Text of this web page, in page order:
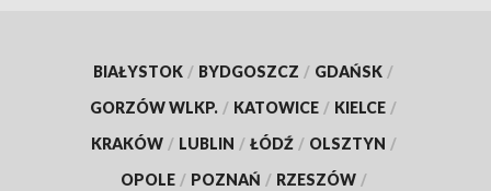
BIAŁYSTOK / BYDGOSZCZ / GDAŃSK /
GORZÓW WLKP. / KATOWICE / KIELCE /
KRAKÓW / LUBLIN / ŁÓDŹ / OLSZTYN /
OPOLE / POZNAŃ / RZESZÓW /